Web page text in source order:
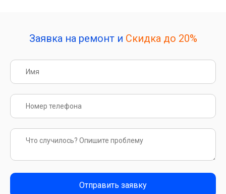
Заявка на ремонт и Скидка до 20%
Отправить заявку